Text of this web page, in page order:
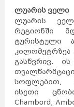
ლუარის ველი
ლუარის
რეგიონში
ტურისტული
კილომეტრზეა
გასწვრივ.
სოფლებით,
ისეთი
Chambord,